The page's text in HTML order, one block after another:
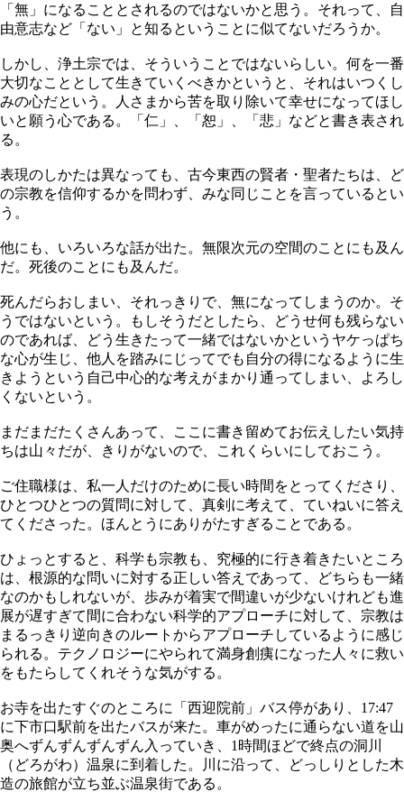
「無」になることとされるのではないかと思う。それって、自
由意志など「ない」と知るということに似てないだろうか。
しかし、浄土宗では、そういうことではないらしい。何を一番
大切なこととして生きていくべきかというと、それはいつくし
みの心だという。人さまから苦を取り除いて幸せになってほし
いと願う心である。「仁」、「恕」、「悲」などと書き表され
る。
表現のしかたは異なっても、古今東西の賢者・聖者たちは、ど
の宗教を信仰するかを問わず、みな同じことを言っているとい
う。
他にも、いろいろな話が出た。無限次元の空間のことにも及ん
だ。死後のことにも及んだ。
死んだらおしまい、それっきりで、無になってしまうのか。そ
うではないという。もしそうだとしたら、どうせ何も残らない
のであれば、どう生きたって一緒ではないかというヤケっぱち
な心が生じ、他人を踏みにじってでも自分の得になるように生
きようという自己中心的な考えがまかり通ってしまい、よろし
くないという。
まだまだたくさんあって、ここに書き留めてお伝えしたい気持
ちは山々だが、きりがないので、これくらいにしておこう。
ご住職様は、私一人だけのために長い時間をとってくださり、
ひとつひとつの質問に対して、真剣に考えて、ていねいに答え
てくださった。ほんとうにありがたすぎることである。
ひょっとすると、科学も宗教も、究極的に行き着きたいところ
は、根源的な問いに対する正しい答えであって、どちらも一緒
なのかもしれないが、歩みが着実で間違いが少ないけれども進
展が遅すぎて間に合わない科学的アプローチに対して、宗教は
まるっきり逆向きのルートからアプローチしているように感じ
られる。テクノロジーにやられて満身創痍になった人々に救い
をもたらしてくれそうな気がする。
お寺を出たすぐのところに「西迎院前」バス停があり、17:47
に下市口駅前を出たバスが来た。車がめったに通らない道を山
奥へずんずんずんずん入っていき、1時間ほどで終点の洞川
（どろがわ）温泉に到着した。川に沿って、どっしりとした木
造の旅館が立ち並ぶ温泉街である。